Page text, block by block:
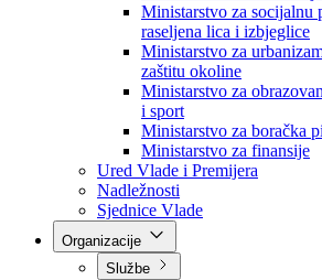
Ministarstvo za privredu
Ministarstvo za
Ministarstvo za
Ministarstvo za socijalnu
raseljena lica i izbjeglice
Ministarstvo za
zaštitu okoline
Ministarstvo za
i sport
Ministarstvo za boračka
Ministarstvo za finansije
Ured Vlade i Premijera
Nadležnosti
Sjednice Vlade